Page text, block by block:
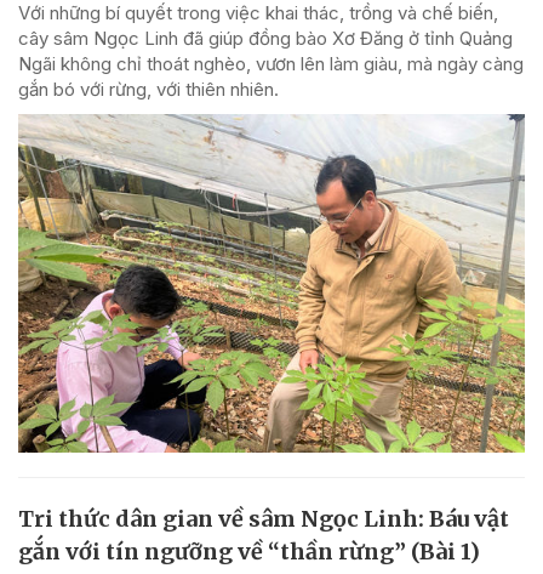
Với những bí quyết trong việc khai thác, trồng và chế biến,
cây sâm Ngọc Linh đã giúp đồng bào Xơ Đăng ở tỉnh Quảng
Ngãi không chỉ thoát nghèo, vươn lên làm giàu, mà ngày càng
gắn bó với rừng, với thiên nhiên.
Tri thức dân gian về sâm Ngọc Linh: Báu vật
gắn với tín ngưỡng về “thần rừng” (Bài 1)